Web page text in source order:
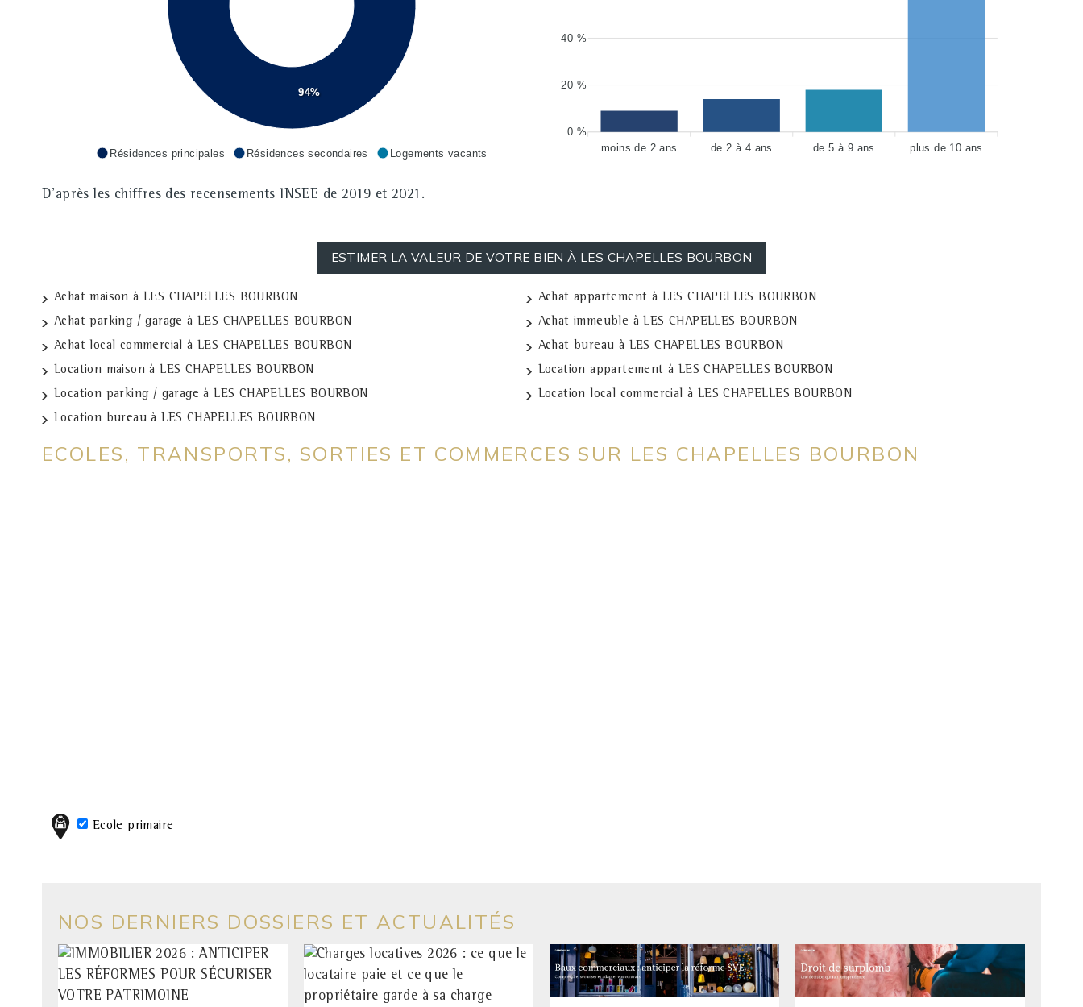
94%
Résidences principales Résidences secondaires Logements vacants
40 %
20 %
0 %
moins de 2 ans
de 2 à 4 ans de 5 à 9 ans plus de 10 ans
D'après les chiffres des recensements INSEE de 2019 et 2021.
ESTIMER LA VALEUR DE VOTRE BIEN À LES CHAPELLES BOURBON
Achat maison à LES CHAPELLES BOURBON
Achat appartement à LES CHAPELLES BOURBON
Achat parking / garage à LES CHAPELLES BOURBON
Achat immeuble à LES CHAPELLES BOURBON
Achat local commercial à LES CHAPELLES BOURBON
Achat bureau à LES CHAPELLES BOURBON
Location maison à LES CHAPELLES BOURBON
Location appartement à LES CHAPELLES BOURBON
Location parking / garage à LES CHAPELLES BOURBON
Location local commercial à LES CHAPELLES BOURBON
Location bureau à LES CHAPELLES BOURBON
ECOLES, TRANSPORTS, SORTIES ET COMMERCES SUR LES CHAPELLES BOURBON
Ecole primaire
NOS DERNIERS DOSSIERS ET ACTUALITÉS